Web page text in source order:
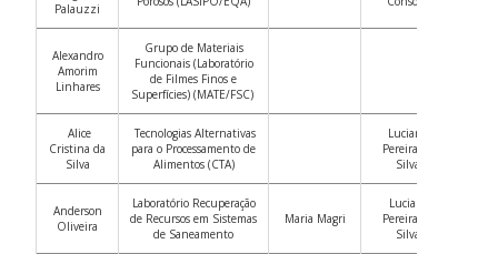
Palauzzi
Alexandro
Amorim
Linhares
Grupo de Materiais
Funcionais (Laboratório
de Filmes Finos e
Superfícies) (MATE/FSC)
Alice
Cristina da
Silva
Tecnologias Alternativas
para o Processamento de
Alimentos (CTA)
Luciana
Pereira da
Silva
Anderson
Oliveira
Laboratório Recuperação
de Recursos em Sistemas
de Saneamento
Maria Magri
Luciana
Pereira da
Silva